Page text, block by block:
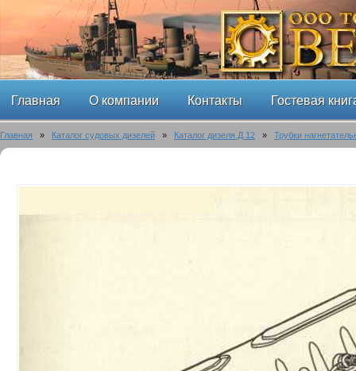
Главная О компании Контакты Гостевая
Главная » Каталог судовых дизелей » Каталог дизеля Д 12 » Трубки